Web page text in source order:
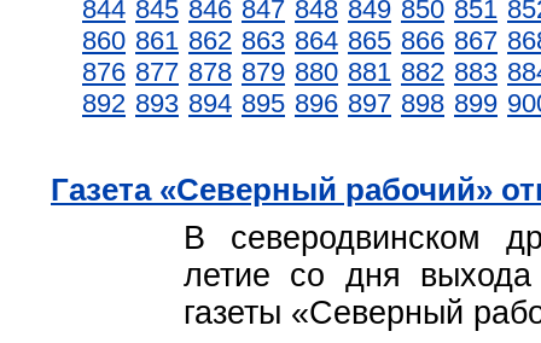
844 845 846 847 848 849 850 851
860 861 862 863 864 865 866 867
876 877 878 879 880 881 882 883
892 893 894 895 896 897 898 899
Газета «Северный рабочий»
В северодвинском
летие со дня
газеты «Северный